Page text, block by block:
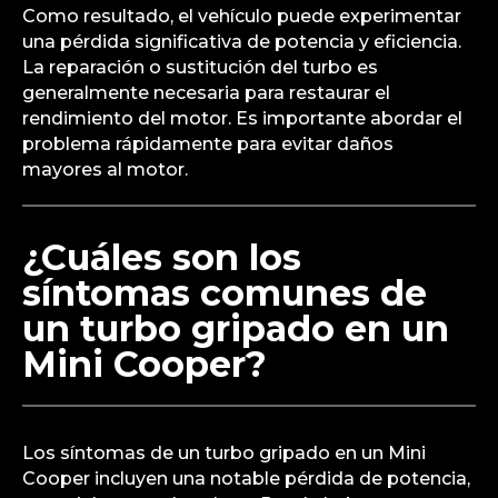
Como resultado, el vehículo puede experimentar
una pérdida significativa de potencia y eficiencia.
La reparación o sustitución del turbo es
generalmente necesaria para restaurar el
rendimiento del motor. Es importante abordar el
problema rápidamente para evitar daños
mayores al motor.
¿Cuáles son los
síntomas comunes de
un turbo gripado en un
Mini Cooper?
Los síntomas de un turbo gripado en un Mini
Cooper incluyen una notable pérdida de potencia,